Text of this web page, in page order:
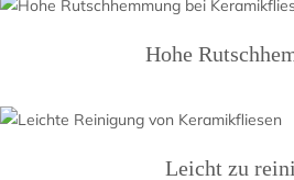
Hohe
Leicht zu